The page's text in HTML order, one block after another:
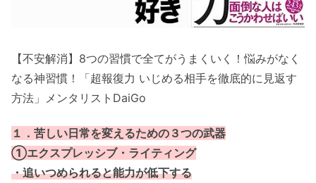
【不安解消】8つの習慣で全てがうまくいく！悩みがなく
なる神習慣！「超報復力 いじめる相手を徹底的に見返す
方法」メンタリストDaiGo
１．苦しい日常を変えるための３つの武器
①エクスプレッシブ・ライティング
・追いつめられると能力が低下する